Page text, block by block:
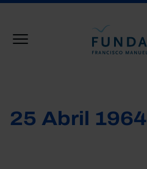
25 Abril 1964